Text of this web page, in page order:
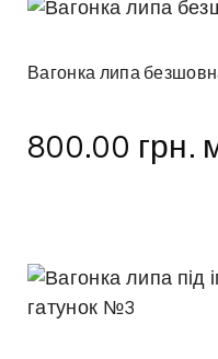
Вагонка липа
800.00 грн.